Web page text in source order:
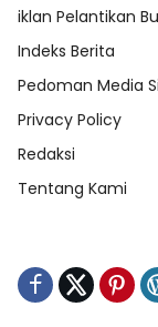
iklan Pelantikan
Indeks Berita
Pedoman Media
Privacy Policy
Redaksi
Tentang Kami